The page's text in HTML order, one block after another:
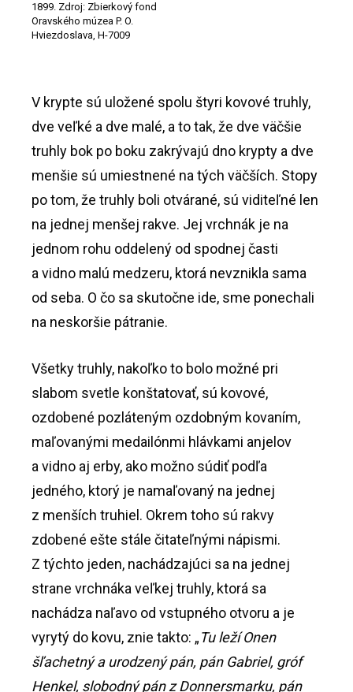
1899. Zdroj: Zbierkový fond
Oravského múzea P. O.
Hviezdoslava, H-7009
V krypte sú uložené spolu štyri kovové truhly,
dve veľké a dve malé, a to tak, že dve väčšie
truhly bok po boku zakrývajú dno krypty a dve
menšie sú umiestnené na tých väčších. Stopy
po tom, že truhly boli otvárané, sú viditeľné len
na jednej menšej rakve. Jej vrchnák je na
jednom rohu oddelený od spodnej časti
a vidno malú medzeru, ktorá nevznikla sama
od seba. O čo sa skutočne ide, sme ponechali
na neskoršie pátranie.
Všetky truhly, nakoľko to bolo možné pri
slabom svetle konštatovať, sú kovové,
ozdobené pozláteným ozdobným kovaním,
maľovanými medailónmi hlávkami anjelov
a vidno aj erby, ako možno súdiť podľa
jedného, ktorý je namaľovaný na jednej
z menších truhiel. Okrem toho sú rakvy
zdobené ešte stále čitateľnými nápismi.
Z týchto jeden, nachádzajúci sa na jednej
strane vrchnáka veľkej truhly, ktorá sa
nachádza naľavo od vstupného otvoru a je
vyrytý do kovu, znie takto: „Tu leží Onen
šľachetný a urodzený pán, pán Gabriel, gróf
Henkel, slobodný pán z Donnersmarku, pán